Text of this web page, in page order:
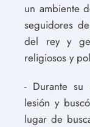
un ambiente
seguidores
del rey y
religiosos y
- Durante su
lesión y
lugar de